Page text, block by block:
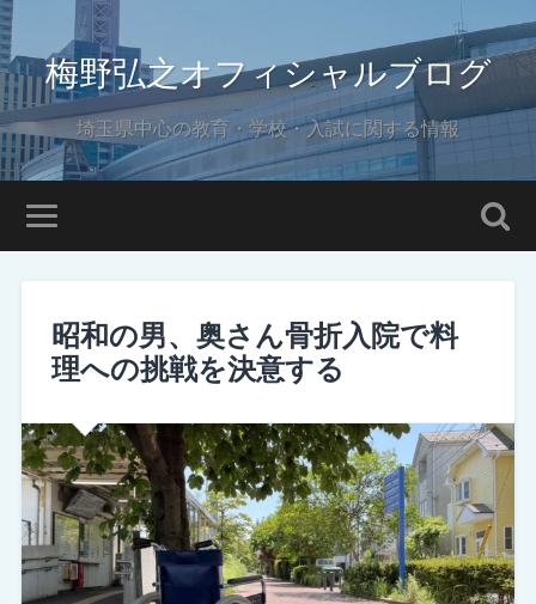
梅野弘之オフィシャルブログ
埼玉県中心の教育・学校・入試に関する情報
昭和の男、奥さん骨折入院で料
理への挑戦を決意する